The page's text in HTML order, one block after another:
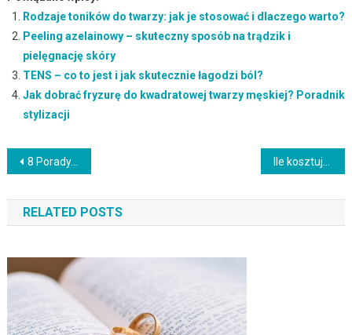
Rodzaje toników do twarzy: jak je stosować i dlaczego warto?
Peeling azelainowy – skuteczny sposób na trądzik i
pielęgnację skóry
TENS – co to jest i jak skutecznie łagodzi ból?
Jak dobrać fryzurę do kwadratowej twarzy męskiej? Poradnik
stylizacji
Nawigacja
wpisu
8 Porady, aby wiedzieć o makijażu ślubnym
RELATED POSTS